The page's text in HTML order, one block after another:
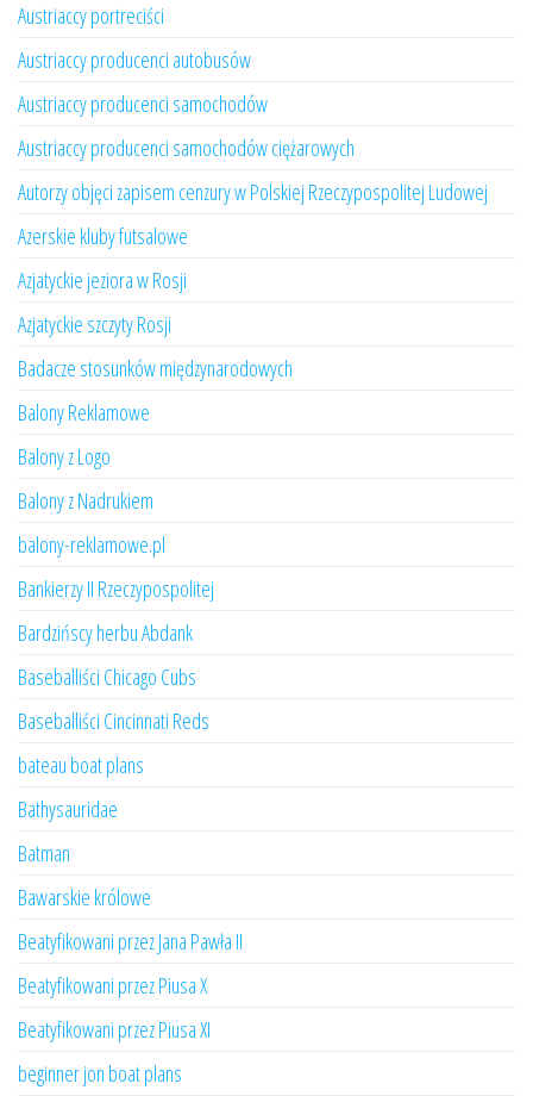
Austriaccy portreciści
Austriaccy producenci autobusów
Austriaccy producenci samochodów
Austriaccy producenci samochodów ciężarowych
Autorzy objęci zapisem cenzury w Polskiej Rzeczypospolitej Ludowej
Azerskie kluby futsalowe
Azjatyckie jeziora w Rosji
Azjatyckie szczyty Rosji
Badacze stosunków międzynarodowych
Balony Reklamowe
Balony z Logo
Balony z Nadrukiem
balony-reklamowe.pl
Bankierzy II Rzeczypospolitej
Bardzińscy herbu Abdank
Baseballiści Chicago Cubs
Baseballiści Cincinnati Reds
bateau boat plans
Bathysauridae
Batman
Bawarskie królowe
Beatyfikowani przez Jana Pawła II
Beatyfikowani przez Piusa X
Beatyfikowani przez Piusa XI
beginner jon boat plans